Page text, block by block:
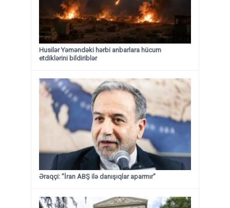
Husilər Yəməndəki hərbi anbarlara hücum
etdiklərini bildiriblər
Əraqçi: "İran ABŞ ilə danışıqlar aparmır"